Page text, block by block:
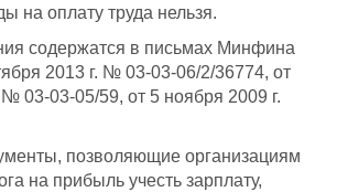
на оплату труда нельзя.
содержатся в письмах Минфина
2013 г. № 03-03-06/2/36774, от
03-03-05/59, от 5 ноября 2009 г.
позволяющие организациям
на прибыль учесть зарплату,